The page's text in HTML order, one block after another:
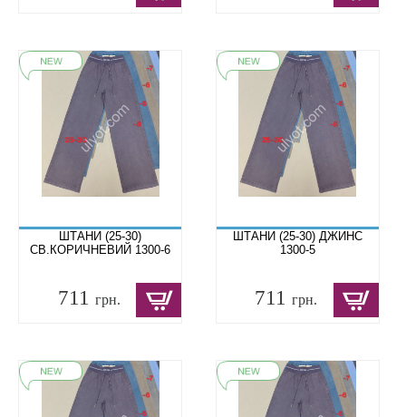
ШТАНИ (25-30)
СВ.КОРИЧНЕВИЙ 1300-6
711 грн.
ШТАНИ (25-30) ДЖИНС
1300-5
711грн.